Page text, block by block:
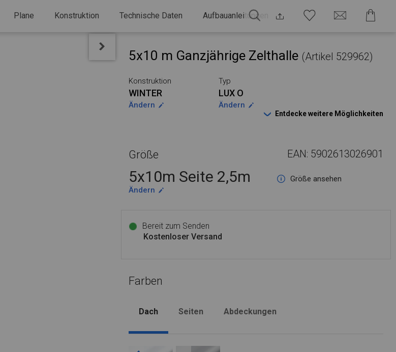
Plane Konstruktion Technische Daten Aufbauanleitungen
5x10 m Ganzjährige Zelthalle (Artikel 529962)
Konstruktion
WINTER
Ändern
Typ
LUX O
Ändern
Entdecke weitere Möglichkeiten
Größe EAN: 5902613026901
5x10m Seite 2,5m
Größe ansehen
Ändern
Bereit zum Senden
Kostenloser Versand
Farben
Dach Seiten Abdeckungen